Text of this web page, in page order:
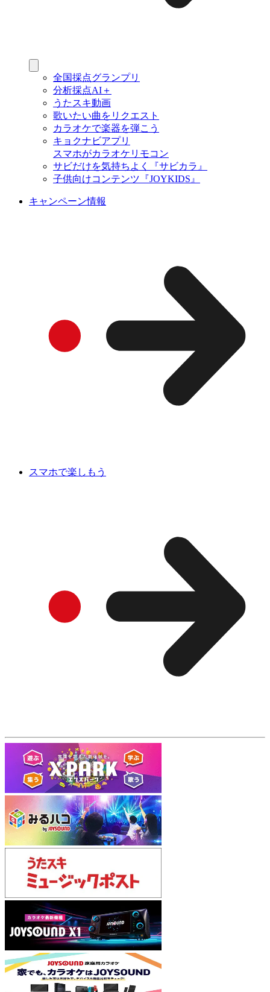
全国採点グランプリ
分析採点AI＋
うたスキ動画
歌いたい曲をリクエスト
カラオケで楽器を弾こう
キョクナビアプリ
スマホがカラオケリモコン
サビだけを気持ちよく『サビカラ』
子供向けコンテンツ『JOYKIDS』
キャンペーン情報
スマホで楽しもう